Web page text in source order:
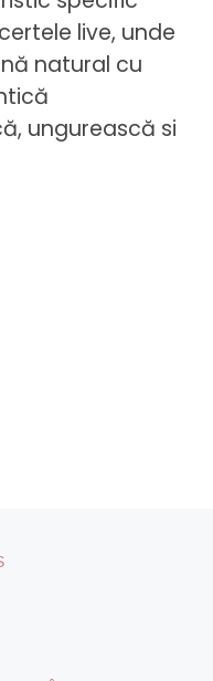
live, unde
natural cu
ungurească si